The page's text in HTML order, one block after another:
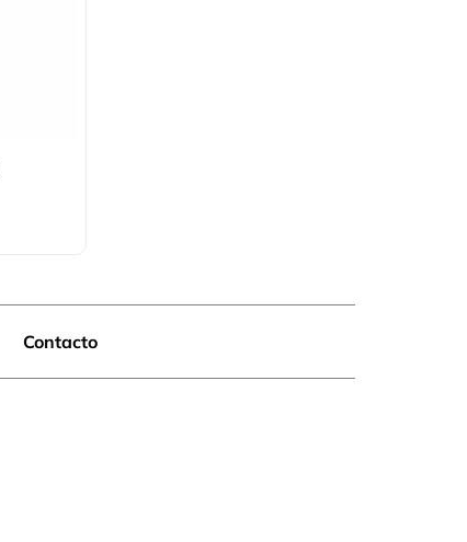
Contacto